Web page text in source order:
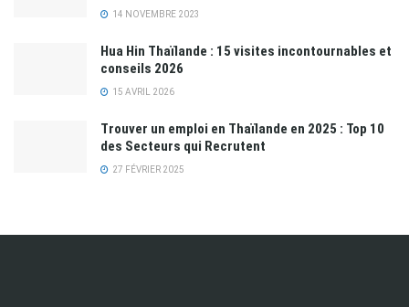
14 NOVEMBRE 2023
Hua Hin Thaïlande : 15 visites incontournables et
conseils 2026
15 AVRIL 2026
Trouver un emploi en Thaïlande en 2025 : Top 10
des Secteurs qui Recrutent
27 FÉVRIER 2025